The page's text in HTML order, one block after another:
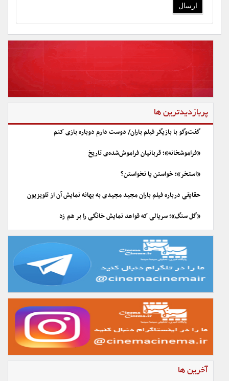
پربازدیدترین ها
گفت‌وگو با بازیگر فیلم باران/ دوست دارم دوباره بازی کنم
«فراموشخانه»؛ قربانیان فراموش‌شده‌ی تاریخ
«استخر»؛ خواستن یا نخواستن؟
حقایقی درباره فیلم باران مجید مجیدی به بهانه نمایش آن از تلویزیون
«گل سنگ»؛ سریالی که قواعد نمایش خانگی را بر هم زد
آخرین ها